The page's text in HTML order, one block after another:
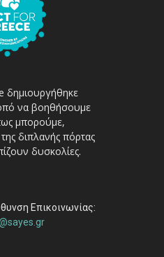
δημιουργήθηκε
να βοηθήσουμε
μπορούμε,
διπλανής πόρτας
δυσκολίες.
Επικοινωνίας: